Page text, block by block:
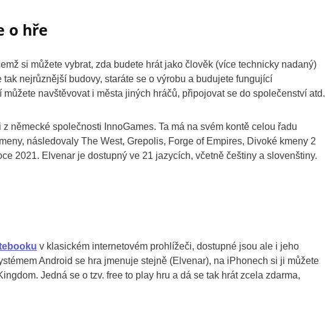
o hře
si můžete vybrat, zda budete hrát jako člověk (více technicky nadaný)
nejrůznější budovy, staráte se o výrobu a budujete fungující
navštěvovat i města jiných hráčů, připojovat se do společenství atd.
německé společnosti InnoGames. Ta má na svém kontě celou řadu
následovaly The West, Grepolis, Forge of Empires, Divoké kmeny 2
2021. Elvenar je dostupný ve 21 jazycích, včetně češtiny a slovenštiny.
v klasickém internetovém prohlížeči, dostupné jsou ale i jeho
Android se hra jmenuje stejně (Elvenar), na iPhonech si ji můžete
Jedná se o tzv. free to play hru a dá se tak hrát zcela zdarma,